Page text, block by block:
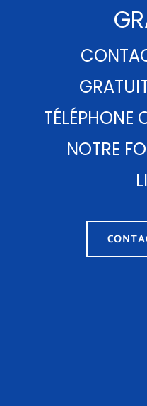
TÉLÉPHONE
NOTRE